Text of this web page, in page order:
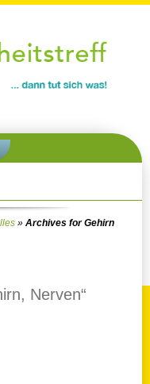
» Archives for Gehirn
Nerven“